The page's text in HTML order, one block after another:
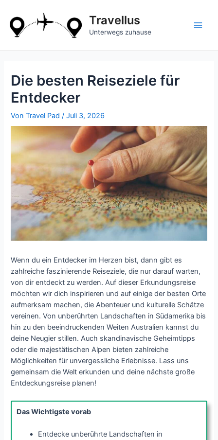
Inhalt
springen
Travellus
Unterwegs zuhause
Die besten Reiseziele für
Entdecker
VonTravel Pad/Juli 3, 2026
Wenn du ein Entdecker im Herzen bist, dann gibt es
zahlreiche faszinierende Reiseziele, die nur darauf warten,
von dir entdeckt zu werden. Auf dieser Erkundungsreise
möchten wir dich inspirieren und auf einige der besten Orte
aufmerksam machen, die Abenteuer und kulturelle Schätze
vereinen. Von unberührten Landschaften in Südamerika bis
hin zu den beeindruckenden Weiten Australien kannst du
deine Neugier stillen. Auch skandinavische Geheimtipps
oder die majestätischen Alpen bieten zahlreiche
Möglichkeiten für unvergessliche Erlebnisse. Lass uns
gemeinsam die Welt erkunden und deine nächste große
Entdeckungsreise planen!
Das Wichtigste vorab
Entdecke unberührte Landschaften in